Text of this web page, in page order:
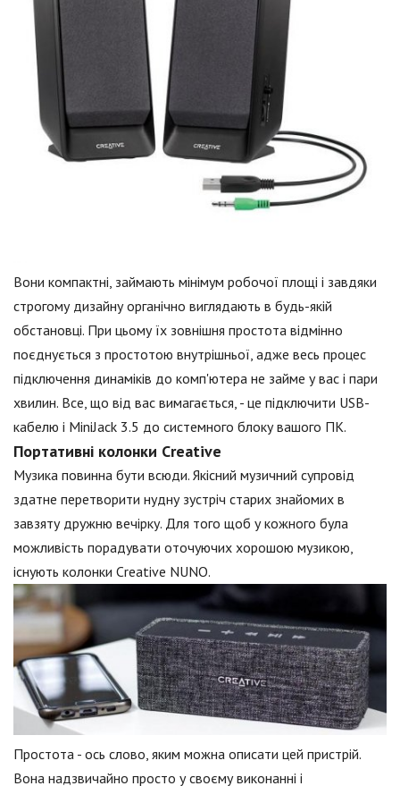
Вони компактні, займають мінімум робочої площі і завдяки
строгому дизайну органічно виглядають в будь-якій
обстановці. При цьому їх зовнішня простота відмінно
поєднується з простотою внутрішньої, адже весь процес
підключення динаміків до комп'ютера не займе у вас і пари
хвилин. Все, що від вас вимагається, - це підключити USB-
кабелю і MiniJack 3.5 до системного блоку вашого ПК.
Портативні колонки Creative
Музика повинна бути всюди. Якісний музичний супровід
здатне перетворити нудну зустріч старих знайомих в
завзяту дружню вечірку. Для того щоб у кожного була
можливість порадувати оточуючих хорошою музикою,
існують колонки Creative NUNO.
Простота - ось слово, яким можна описати цей пристрій.
Вона надзвичайно просто у своєму виконанні і